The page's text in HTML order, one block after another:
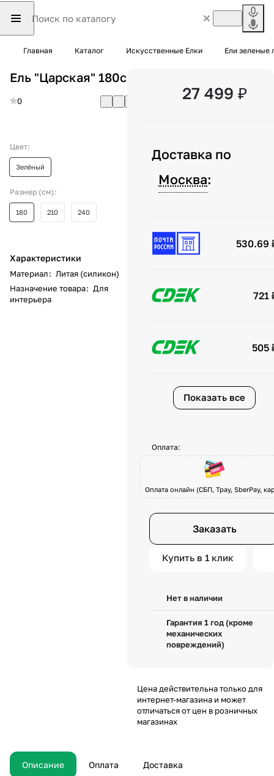
Главная Каталог Искусственные Елки Ели зеленые
Ель "Царская" 180см
0
Цвет:
Зелёный
Размер (см):
180 210 240
Характеристики
Материал: Литая (силикон)
Назначение товара: Для
интерьера
27 499 ₽
Доставка по
Москва:
530.69
721
505
Показать все
Оплата:
Оплата онлайн (СБП, Tpay, SberPay,
Заказать
Купить в 1 клик
Нет в наличии
Гарантия 1 год (кроме
механических
повреждений)
Цена действительна только для
интернет-магазина и может
отличаться от цен в розничных
магазинах
Описание Оплата Доставка